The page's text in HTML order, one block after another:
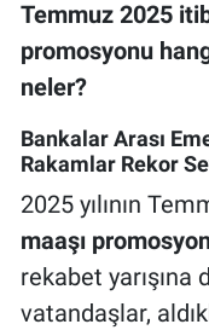
Temmuz 2025
promosyonu
neler?
Bankalar Arası
Rakamlar Rekor
2025 yılının
maaşı
rekabet yarışına
vatandaşlar,